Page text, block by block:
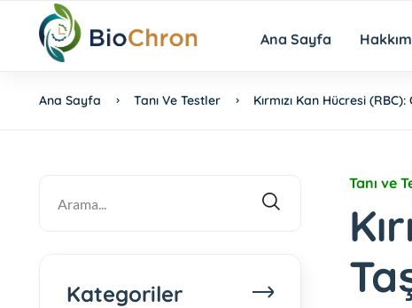
Ana Sayfa
Ana Sayfa Tanı Ve Testler Kırmızı Kan Hücresi
Tanı ve
Kategoriler